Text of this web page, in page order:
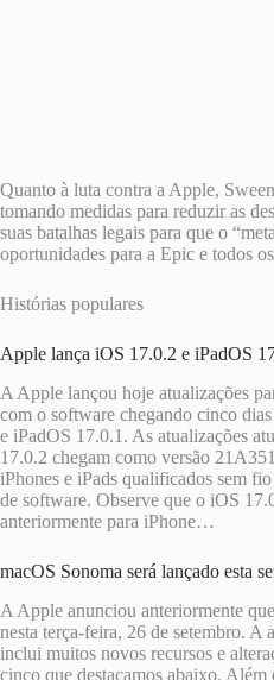
Quanto à luta contra a Apple,
tomando medidas para reduzir as
suas batalhas legais para que o
oportunidades para a Epic e todos
Histórias populares
Apple lança iOS 17.0.2 e iPadOS
A Apple lançou hoje atualizações
com o software chegando cinco
e iPadOS 17.0.1. As atualizações
17.0.2 chegam como versão
iPhones e iPads qualificados sem
de software. Observe que o iOS
anteriormente para iPhone…
macOS Sonoma será lançado esta
A Apple anunciou anteriormente
nesta terça-feira, 26 de setembro. A
inclui muitos novos recursos e
cinco que destacamos abaixo. Além